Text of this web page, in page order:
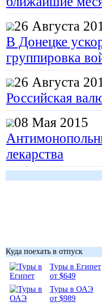
26 Августа
В Донецке
группировка
26 Августа
Российская
08 Мая 2015
лекарства
Куда поехать в отпуск
Туры в Египет
от $649
Туры в ОАЭ
от $989